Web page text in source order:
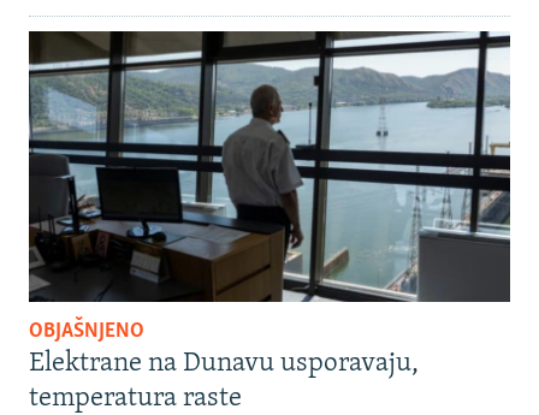
OBJAŠNJENO
Elektrane na Dunavu usporavaju,
temperatura raste